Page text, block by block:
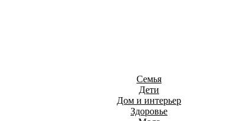
Семья
Дети
Дом и интерьер
Здоровье